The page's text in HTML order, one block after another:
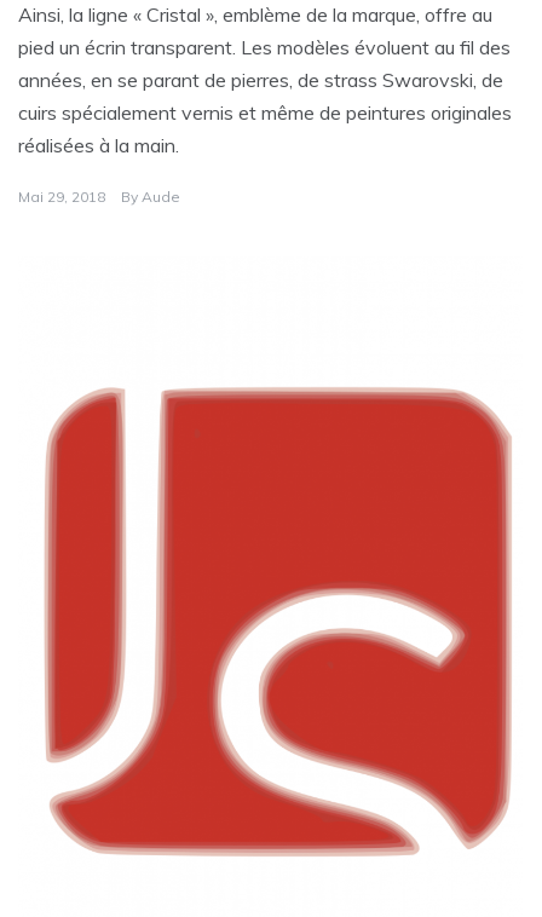
Ainsi, la ligne « Cristal », emblème de la marque, offre au
pied un écrin transparent. Les modèles évoluent au fil des
années, en se parant de pierres, de strass Swarovski, de
cuirs spécialement vernis et même de peintures originales
réalisées à la main.
Mai 29, 2018 By Aude